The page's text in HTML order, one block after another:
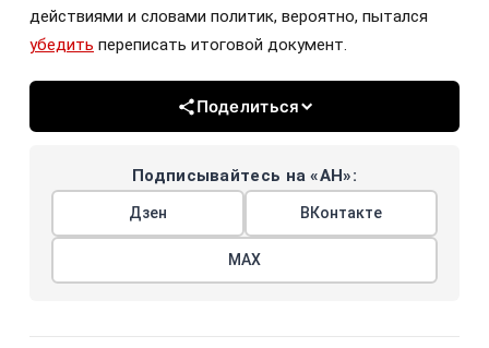
действиями и словами политик, вероятно, пытался
убедить переписать итоговой документ.
Поделиться
Подписывайтесь на «АН»:
Дзен ВКонтакте
МАХ